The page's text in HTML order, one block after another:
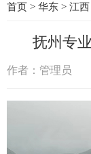
首页 > 华东 > 江西
抚州专
作者：管理员